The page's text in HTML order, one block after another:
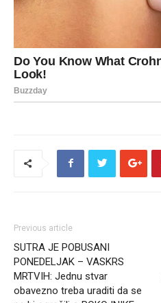
Previous article
SUTRA JE POBUSANI
PONEDELJAK – VASKRS
MRTVIH: Jednu stvar
obavezno treba uraditi da se